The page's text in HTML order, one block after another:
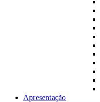
Apresentação